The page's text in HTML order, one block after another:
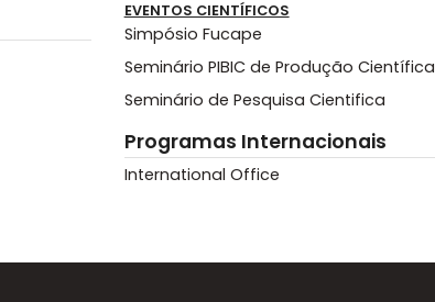
EVENTOS CIENTÍFICOS
Simpósio Fucape
Seminário PIBIC de Produção Científica
Seminário de Pesquisa Cientifica
Programas Internacionais
International Office